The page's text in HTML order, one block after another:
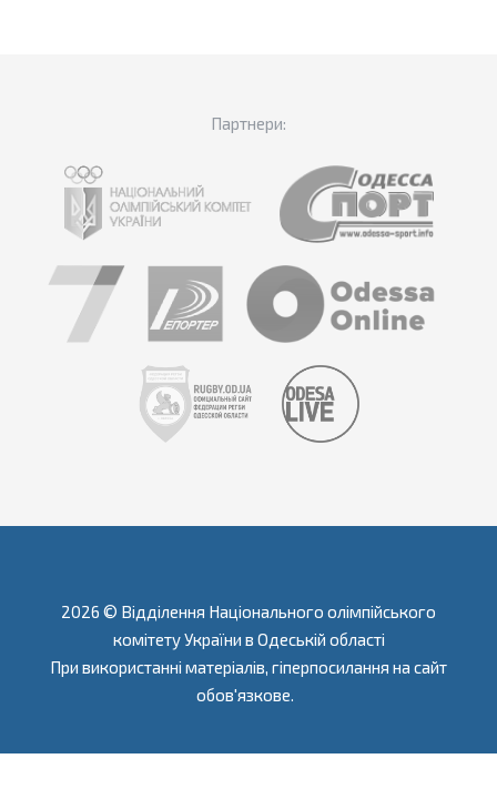
Партнери:
2026 © Відділення Національного олімпійського
комітету України в Одеській області
При використанні матеріалів, гіперпосилання на сайт
обов'язкове.